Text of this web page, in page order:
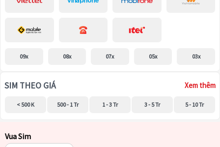
09x 08x 07x 05x 03x
SIM THEO GIÁ Xem thêm
< 500 K 500 - 1 Tr 1 - 3 Tr 3 - 5 Tr 5 - 10 Tr
Vua Sim